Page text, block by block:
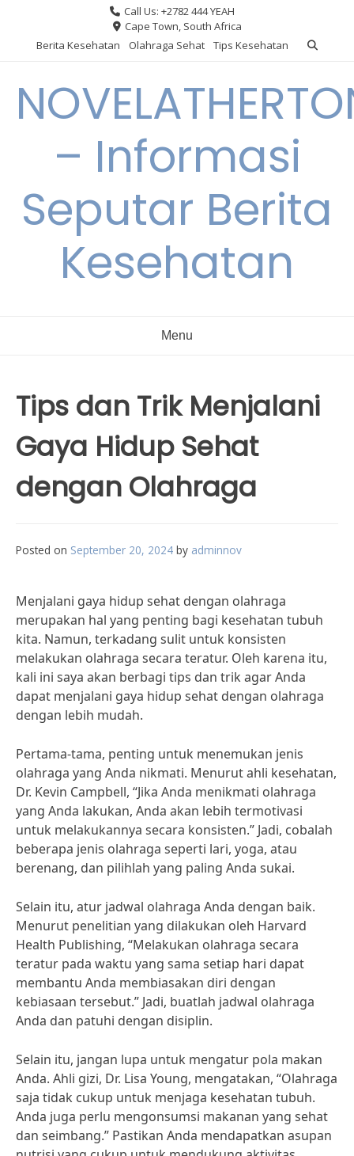
content
Call Us: +2782 444 YEAH
Cape Town, South Africa
Berita Kesehatan
Olahraga Sehat Tips Kesehatan
– Informasi
Seputar Berita
Kesehatan
Menu
Tips dan Trik Menjalani
Gaya Hidup Sehat
dengan Olahraga
Posted on September 20, 2024 by adminnov
Menjalani gaya hidup sehat dengan olahraga
merupakan hal yang penting bagi kesehatan tubuh
kita. Namun, terkadang sulit untuk konsisten
melakukan olahraga secara teratur. Oleh karena itu,
kali ini saya akan berbagi tips dan trik agar Anda
dapat menjalani gaya hidup sehat dengan olahraga
dengan lebih mudah.
Pertama-tama, penting untuk menemukan jenis
olahraga yang Anda nikmati. Menurut ahli kesehatan,
Dr. Kevin Campbell, “Jika Anda menikmati olahraga
yang Anda lakukan, Anda akan lebih termotivasi
untuk melakukannya secara konsisten.” Jadi, cobalah
beberapa jenis olahraga seperti lari, yoga, atau
berenang, dan pilihlah yang paling Anda sukai.
Selain itu, atur jadwal olahraga Anda dengan baik.
Menurut penelitian yang dilakukan oleh Harvard
Health Publishing, “Melakukan olahraga secara
teratur pada waktu yang sama setiap hari dapat
membantu Anda membiasakan diri dengan
kebiasaan tersebut.” Jadi, buatlah jadwal olahraga
Anda dan patuhi dengan disiplin.
Selain itu, jangan lupa untuk mengatur pola makan
Anda. Ahli gizi, Dr. Lisa Young, mengatakan, “Olahraga
saja tidak cukup untuk menjaga kesehatan tubuh.
Anda juga perlu mengonsumsi makanan yang sehat
dan seimbang.” Pastikan Anda mendapatkan asupan